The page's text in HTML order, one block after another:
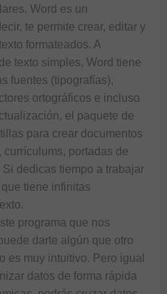
Word es un
te permite crear, editar y
formateados. A
texto simples, Word tiene
fuentes (tipografías),
ortográficos e incluso
el paquete de
para crear documentos
portadas de
dedicas tiempo a trabajar
tiene infinitas
programa que nos
darte algún que otro
es muy intuitivo. Pero igual
datos de forma rápida